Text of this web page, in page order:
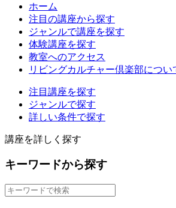
ホーム
注目の講座から探す
ジャンルで講座を探す
体験講座を探す
教室へのアクセス
リビングカルチャー倶楽部につい
注目講座を探す
ジャンルで探す
詳しい条件で探す
講座を詳しく探す
キーワードから探す